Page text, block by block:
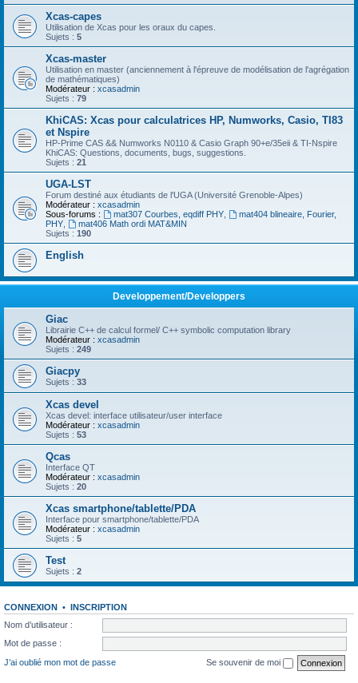
Xcas-capes
Utilisation de Xcas pour les oraux du capes.
Sujets : 5
Xcas-master
Utilisation en master (anciennement à l'épreuve de modélisation de l'agrégation
de mathématiques)
Modérateur : xcasadmin
Sujets : 79
KhiCAS: Xcas pour calculatrices HP, Numworks, Casio, TI83
et Nspire
HP-Prime CAS && Numworks N0110 & Casio Graph 90+e/35eii & TI-Nspire
KhiCAS: Questions, documents, bugs, suggestions.
Sujets : 21
UGA-LST
Forum destiné aux étudiants de l'UGA (Université Grenoble-Alpes)
Modérateur : xcasadmin
Sous-forums :
mat307 Courbes, eqdiff PHY,
mat404 blineaire, Fourier,
PHY
mat406 Math ordi MAT&MIN
Sujets : 190
English
Developpement/Developpers
Giac
Librairie C++ de calcul formel/ C++ symbolic computation library
Modérateur : xcasadmin
Sujets : 249
Giacpy
Sujets : 33
Xcas devel
Xcas devel: interface utilisateur/user interface
Modérateur : xcasadmin
Sujets : 53
Qcas
Interface QT
Modérateur : xcasadmin
Sujets : 20
Xcas smartphone/tablette/PDA
Interface pour smartphone/tablette/PDA
Modérateur : xcasadmin
Sujets : 5
Test
Sujets : 2
CONNEXION • INSCRIPTION
Nom d’utilisateur :
Mot de passe :
J’ai oublié mon mot de passe
Se souvenir de moi